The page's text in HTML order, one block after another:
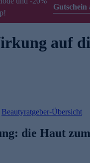
Gutschein
auf
Beautyratgeber-Übersicht
die Haut